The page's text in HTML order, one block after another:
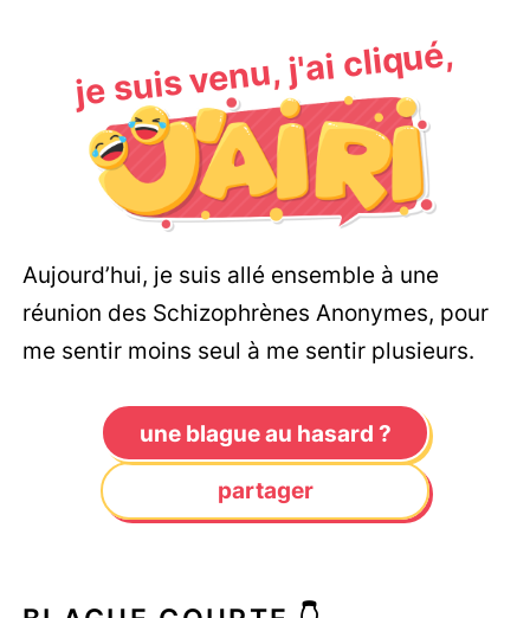
je suis venu, j'ai cliqué,
Aujourd’hui, je suis allé ensemble à une
réunion des Schizophrènes Anonymes, pour
me sentir moins seul à me sentir plusieurs.
une blague au hasard ?
partager